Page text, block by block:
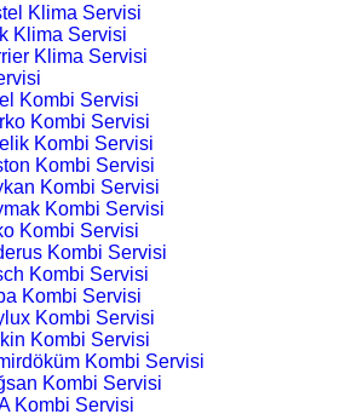
Klima Servisi
Klima Servisi
Klima Servisi
Kombi Servisi
Kombi Servisi
Kombi Servisi
Kombi Servisi
Kombi Servisi
Kombi Servisi
Kombi Servisi
Kombi Servisi
Kombi Servisi
Kombi Servisi
Kombi Servisi
Kombi Servisi
Kombi Servisi
Kombi Servisi
Kombi Servisi